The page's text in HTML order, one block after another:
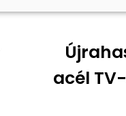
acél